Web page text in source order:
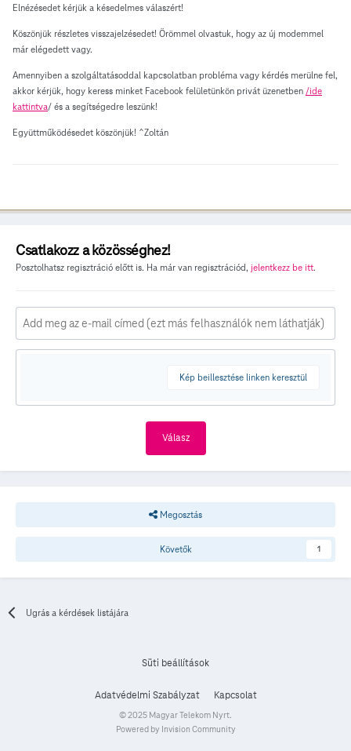
Elnézésedet kérjük a késedelmes válaszért!
Köszönjük részletes visszajelzésedet! Örömmel olvastuk, hogy az új modemmel
már elégedett vagy.
Amennyiben a szolgáltatásoddal kapcsolatban probléma vagy kérdés merülne fel,
akkor kérjük, hogy keress minket Facebook felületünkön privát üzenetben /ide
kattintva/ és a segítségedre leszünk!
Együttműködésedet köszönjük! ^Zoltán
Csatlakozz a közösséghez!
Posztolhatsz regisztráció előtt is. Ha már van regisztrációd, jelentkezz be itt.
Kép beillesztése linken keresztül
Válasz
Megosztás
Követők 1
Ugrás a kérdések listájára
Süti beállítások
Adatvédelmi Szabályzat Kapcsolat
© 2025 Magyar Telekom Nyrt.
Powered by Invision Community